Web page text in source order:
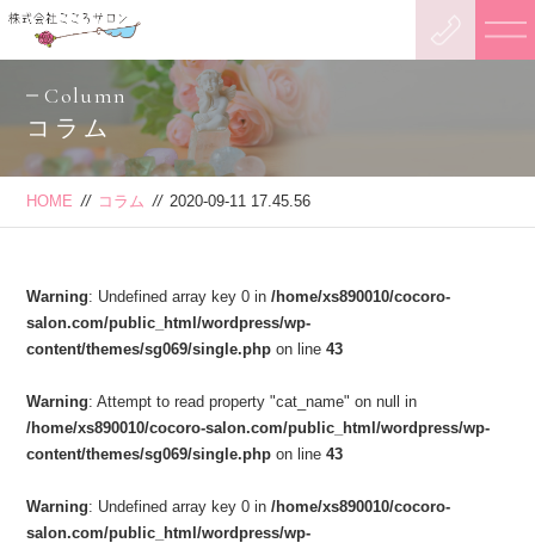
Column
コラム
HOME // コラム // 2020-09-11 17.45.56
Warning: Undefined array key 0 in/home/xs890010/cocoro-
salon.com/public_html/wordpress/wp-
content/themes/sg069/single.php on line43
Warning: Attempt to read property "cat_name" on null in
/home/xs890010/cocoro-salon.com/public_html/wordpress/wp-
content/themes/sg069/single.php on line43
Warning: Undefined array key 0 in/home/xs890010/cocoro-
salon.com/public_html/wordpress/wp-